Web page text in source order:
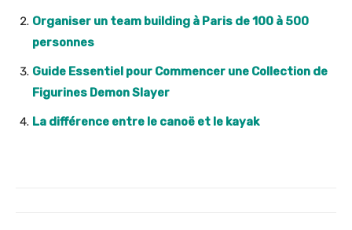
Organiser un team building à Paris de 100 à 500
personnes
Guide Essentiel pour Commencer une Collection de
Figurines Demon Slayer
La différence entre le canoë et le kayak